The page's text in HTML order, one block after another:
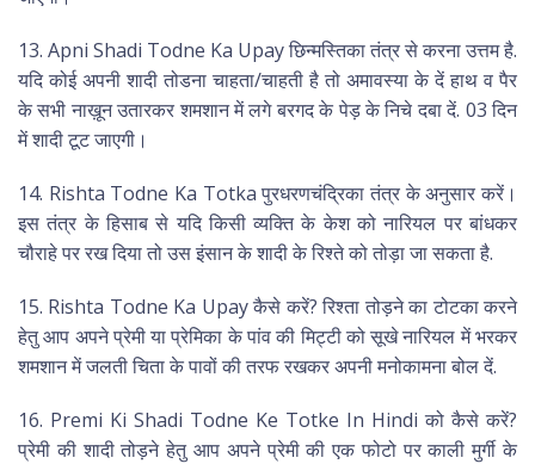
13. Apni Shadi Todne Ka Upay छिन्मस्तिका तंत्र से करना उत्तम है.
यदि कोई अपनी शादी तोडना चाहता/चाहती है तो अमावस्या के दें हाथ व पैर
के सभी नाख़ून उतारकर शमशान में लगे बरगद के पेड़ के निचे दबा दें. 03 दिन
में शादी टूट जाएगी।
14. Rishta Todne Ka Totka पुरधरणचंद्रिका तंत्र के अनुसार करें।
इस तंत्र के हिसाब से यदि किसी व्यक्ति के केश को नारियल पर बांधकर
चौराहे पर रख दिया तो उस इंसान के शादी के रिश्ते को तोड़ा जा सकता है.
15. Rishta Todne Ka Upay कैसे करें? रिश्ता तोड़ने का टोटका करने
हेतु आप अपने प्रेमी या प्रेमिका के पांव की मिट्टी को सूखे नारियल में भरकर
शमशान में जलती चिता के पावों की तरफ रखकर अपनी मनोकामना बोल दें.
16. Premi Ki Shadi Todne Ke Totke In Hindi को कैसे करें?
प्रेमी की शादी तोड़ने हेतु आप अपने प्रेमी की एक फोटो पर काली मुर्गी के